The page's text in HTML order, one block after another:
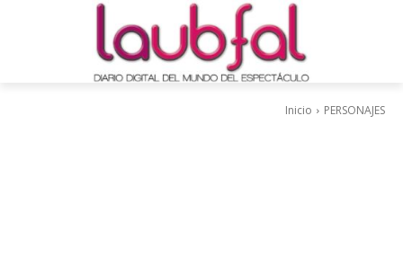
Inicio PERSONAJES